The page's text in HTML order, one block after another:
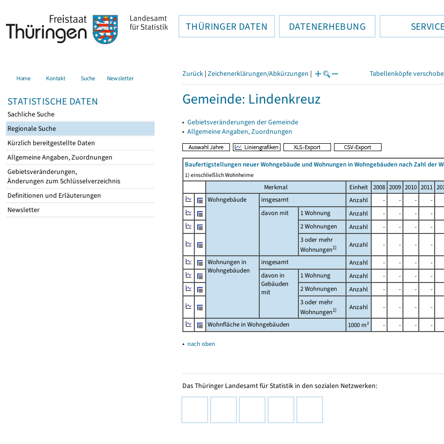
THÜRINGER DATEN DATENERHEBUNG
Home Kontakt Suche Newsletter
STATISTISCHE DATEN
Sachliche Suche
Regionale Suche
Kürzlich bereitgestellte Daten
Allgemeine Angaben, Zuordnungen
Gebietsveränderungen,
Änderungen zum Schlüsselverzeichnis
Definitionen und Erläuterungen
Newsletter
Zurück | Zeichenerklärungen/Abkürzungen | Tabellenköpfe
Gemeinde: Lindenkreuz
▸ Gebietsveränderungen der Gemeinde
▸ Allgemeine Angaben, Zuordnungen
Baufertigstellungen neuer Wohngebäude und Wohnungen in Wohngebäuden nach Zahl der
1) einschließlich Wohnheime
Merkmal Einheit 2008 2009 2010 2011
Wohngebäude
insgesamt Anzahl - - - -
davon mit
1 Wohnung Anzahl - - - -
2 Wohnungen
Anzahl - - - -
3 oder mehr
Wohnungen1) Anzahl - - - -
Wohnungen in
Wohngebäuden
insgesamt Anzahl - - - -
davon in
Gebäuden
mit
1 Wohnung Anzahl - - - -
2 Wohnungen
Anzahl - - - -
3 oder mehr
Wohnungen1) Anzahl - - - -
Wohnfläche in Wohngebäuden 1000 m² - - - -
▴ nach oben
Das Thüringer Landesamt für Statistik in den sozialen Netzwerken: